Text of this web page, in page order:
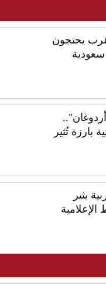
يحتجون
بارزة تُثير
يثير